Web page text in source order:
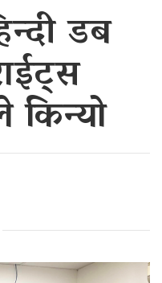
डब
किन्यो